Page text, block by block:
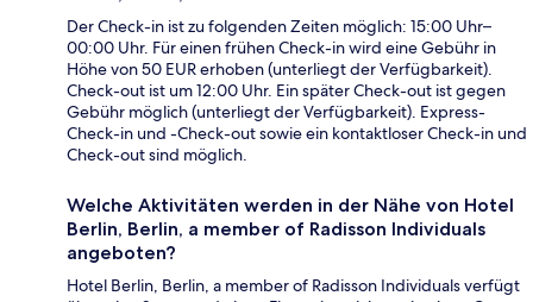
Der Check-in ist zu folgenden Zeiten möglich: 15:00 Uhr–
00:00 Uhr. Für einen frühen Check-in wird eine Gebühr in
Höhe von 50 EUR erhoben (unterliegt der Verfügbarkeit).
Check-out ist um 12:00 Uhr. Ein später Check-out ist gegen
Gebühr möglich (unterliegt der Verfügbarkeit). Express-
Check-in und -Check-out sowie ein kontaktloser Check-in und
Check-out sind möglich.
Welche Aktivitäten werden in der Nähe von Hotel
Berlin, Berlin, a member of Radisson Individuals
angeboten?
Hotel Berlin, Berlin, a member of Radisson Individuals verfügt